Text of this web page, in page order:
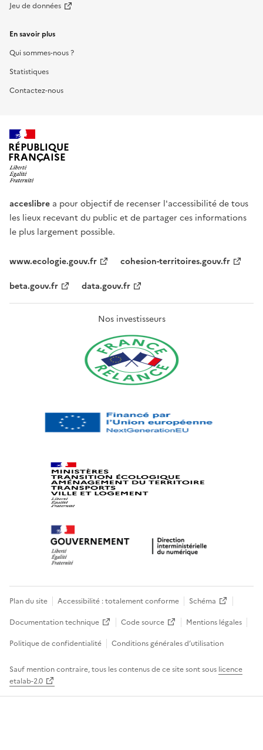
Jeu de données
En savoir plus
Qui sommes-nous ?
Statistiques
Contactez-nous
RÉPUBLIQUE
FRANÇAISE
acceslibre a pour objectif de recenser l'accessibilité de tous
les lieux recevant du public et de partager ces informations
le plus largement possible.
www.ecologie.gouv.fr
cohesion-territoires.gouv.fr
beta.gouv.fr
data.gouv.fr
Nos investisseurs
Plan du site Accessibilité : totalement conforme
Schéma
Documentation technique
Code source
Mentions légales
Politique de confidentialité
Conditions générales d’utilisation
Sauf mention contraire, tous les contenus de ce site sont sous licence
etalab-2.0